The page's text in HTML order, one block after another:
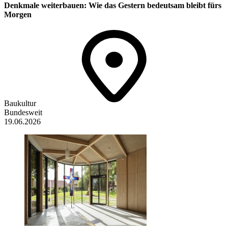
Denkmale weiterbauen: Wie das Gestern bedeutsam bleibt fürs
Morgen
Baukultur
Bundesweit
19.06.2026